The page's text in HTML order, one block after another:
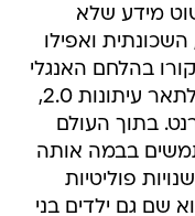
מידע שלא
ואפילו
בהלחם האנגלי
Weblog (תיעוד רשת)  לא נועד לתאר עיתונות 2.0,
בתוך העולם
בבמה אותה
פוליטיות
שם גם ילדים בני